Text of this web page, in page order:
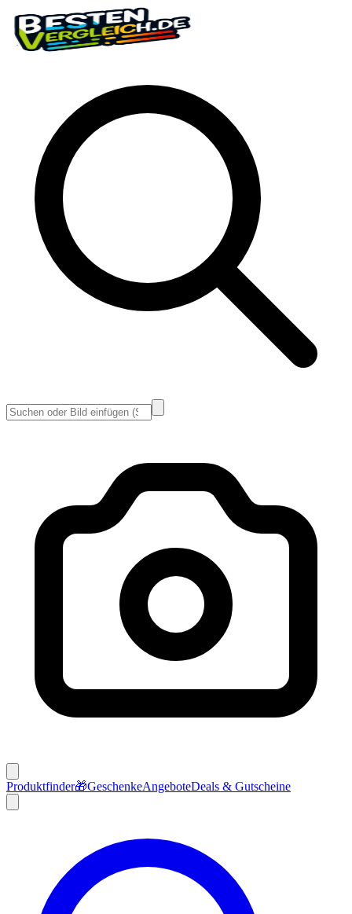
Produktfinder🎁GeschenkeAngeboteDeals & Gutscheine